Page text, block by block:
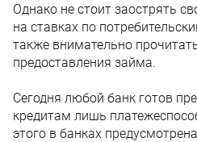
Однако не стоит заострять
на ставках по
также внимательно
предоставления займа.
Сегодня любой банк готов
кредитам лишь
этого в банках